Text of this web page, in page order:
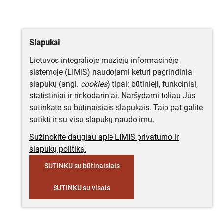
Slapukai
Lietuvos integralioje muziejų informacinėje
sistemoje (LIMIS) naudojami keturi pagrindiniai
slapukų (angl. cookies) tipai: būtinieji, funkciniai,
statistiniai ir rinkodariniai. Naršydami toliau Jūs
sutinkate su būtinaisiais slapukais. Taip pat galite
sutikti ir su visų slapukų naudojimu.
Sužinokite daugiau apie LIMIS privatumo ir
slapukų politiką.
SUTINKU su būtinaisiais
SUTINKU su visais